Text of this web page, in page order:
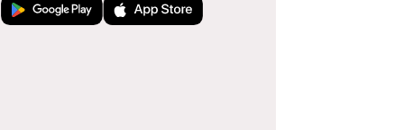
Jetzt bei Google PlayLaden im App Store